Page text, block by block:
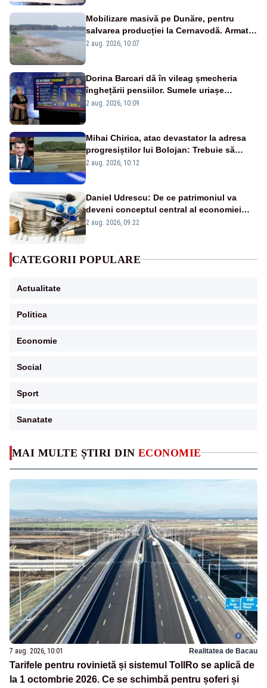
MAI MULTE ȘTIRI DIN ECONOMIE
7 aug. 2026, 10:01 Realitatea de Bacau
Tarifele pentru rovinietă și sistemul TollRo se aplică de
la 1 octombrie 2026. Ce se schimbă pentru șoferi și
Mobilizare masivă pe Dunăre, pentru
salvarea producției la Cernavodă. Armata
va detona o stâncă și va devia apa
2 aug. 2026, 10:07
Dorina Barcari dă în vileag șmecheria
înghețării pensiilor. Sumele uriașe
pierdute de fiecare român
2 aug. 2026, 10:09
Mihai Chirica, atac devastator la adresa
progresiștilor lui Bolojan: Trebuie să
protejăm și natura, dar nu șținem omaneii
2 aug. 2026, 10:12
Daniel Udrescu: De ce patrimoniul va
deveni conceptul central al economiei
viitoare?
2 aug. 2026, 09:22
CATEGORII POPULARE
Actualitate
Politica
Economie
Social
Sport
Sanatate